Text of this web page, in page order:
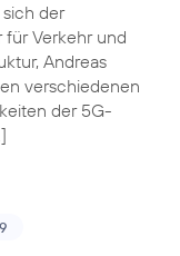
der
für Verkehr und
Andreas
verschiedenen
der 5G-